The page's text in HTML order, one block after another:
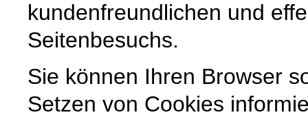
kundenfreundlichen und
Seitenbesuchs.
Sie können Ihren Browser
Setzen von Cookies